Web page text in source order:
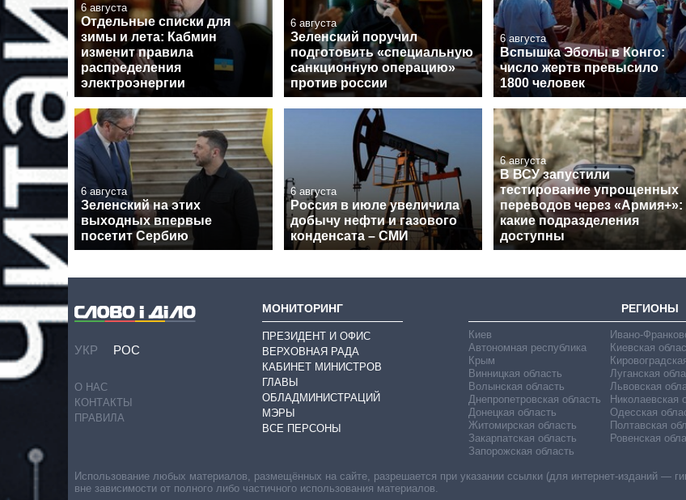
6 августа
Отдельные списки для
зимы и лета: Кабмин
изменит правила
распределения
электроэнергии
6 августа
Зеленский поручил
подготовить «специальную
санкционную операцию»
против россии
6 августа
Вспышка Эболы в Конго:
число жертв превысило
1800 человек
6 августа
Зеленский на этих
выходных впервые
посетит Сербию
6 августа
Россия в июле увеличила
добычу нефти и газового
конденсата – СМИ
6 августа
В ВСУ запустили
тестирование упрощенных
переводов через «Армия+»:
какие подразделения
доступны
УКР РОС
О НАС
КОНТАКТЫ
ПРАВИЛА
МОНИТОРИНГ
ПРЕЗИДЕНТ И ОФИС
ВЕРХОВНАЯ РАДА
КАБИНЕТ МИНИСТРОВ
ГЛАВЫ
ОБЛАДМИНИСТРАЦИЙ
МЭРЫ
ВСЕ ПЕРСОНЫ
РЕГИОНЫ
Киев
Автономная республика
Крым
Винницкая область
Волынская область
Днепропетровская область
Донецкая область
Житомирская область
Закарпатская область
Запорожская область
Ивано-
Киевская
Луганская
Львовская
Николаевская
Одесская
Полтавская
Ровенская
Использование любых материалов, размещённых на сайте, разрешается при указании ссылки (для интернет-изданий —
вне зависимости от полного либо частичного использования материалов.